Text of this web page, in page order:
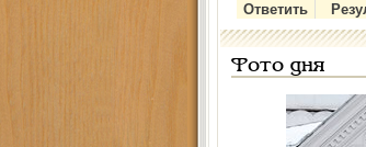
Фото дня